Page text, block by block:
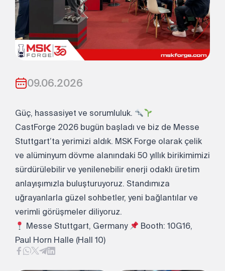
09.06.2026
Güç, hassasiyet ve sorumluluk.
CastForge 2026 bugün başladı ve biz de Messe
Stuttgart’ta yerimizi aldık. MSK Forge olarak çelik
ve alüminyum dövme alanındaki 50 yıllık birikimimizi
sürdürülebilir ve yenilenebilir enerji odaklı üretim
anlayışımızla buluşturuyoruz. Standımıza
uğrayanlarla güzel sohbetler, yeni bağlantılar ve
verimli görüşmeler diliyoruz.
Messe Stuttgart, Germany
Booth: 10G16,
Paul Horn Halle (Hall 10)